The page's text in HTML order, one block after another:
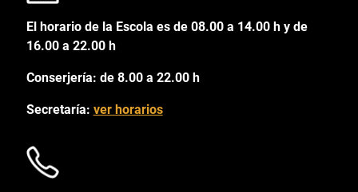
El horario de la Escola es de 08.00 a 14.00 h y de
16.00 a 22.00 h
Conserjería: de 8.00 a 22.00 h
Secretaría: ver horarios